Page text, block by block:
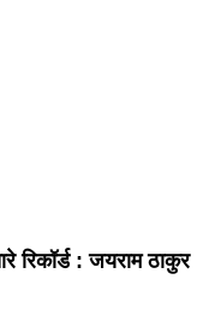
: जयराम ठाकुर